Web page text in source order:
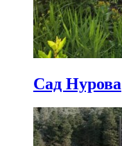
Сад Нурова